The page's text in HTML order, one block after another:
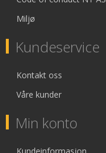
Miljø
Kundeservice
Kontakt oss
Våre kunder
Min konto
Kundeinformasjon